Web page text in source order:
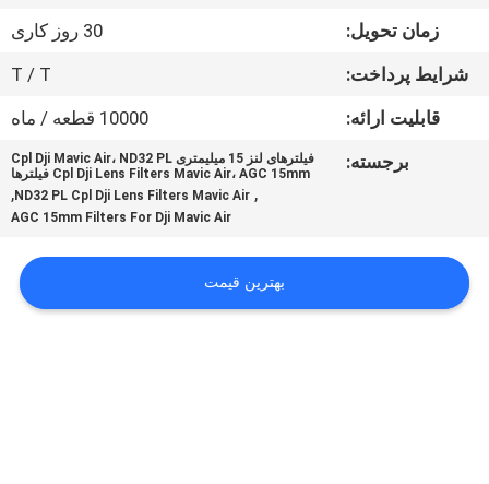
درخواست
نقل
زمان تحویل:
30 روز کاری
شرایط پرداخت:
T / T
قابلیت ارائه:
10000 قطعه / ماه
برجسته:
فیلترهای لنز 15 میلیمتری Cpl Dji Mavic Air، ND32 PL
Cpl Dji Lens Filters Mavic Air، AGC 15mm فیلترها
,
ND32 PL Cpl Dji Lens Filters Mavic Air
,
AGC 15mm Filters For Dji Mavic Air
بهترین قیمت